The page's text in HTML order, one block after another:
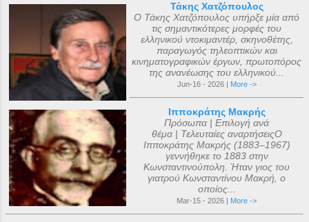
Τάκης Χατζόπουλος
Ο Τάκης Χατζόπουλος υπήρξε μία από
τις σημαντικότερες μορφές του
ελληνικού ντοκιμαντέρ, σκηνοθέτης,
παραγωγός τηλεοπτικών και
κινηματογραφικών έργων, πρωτοπόρος
της ανανέωσης του ελληνικού...
Jun-16 - 2026 | More ->
Ιπποκράτης Μακρής
Πρόσωπα | Επιλογή ανά
θέμα | Τελευταίες αναρτήσειςΟ
Ιπποκράτης Μακρής (1883–1967)
γεννήθηκε το 1883 στην
Κωνσταντινούπολη. Ήταν γιος του
γιατρού Κωνσταντίνου Μακρή, ο
οποίος...
Mar-15 - 2026 | More ->